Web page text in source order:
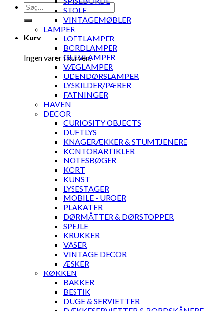
Søg
efter:
Kurv
Ingen varer i kurven.
STOLE
VINTAGEMØBLER
LAMPER
LOFTLAMPER
BORDLAMPER
GULVLAMPER
VÆGLAMPER
UDENDØRSLAMPER
LYSKILDER/PÆRER
FATNINGER
HAVEN
DECOR
CURIOSITY OBJECTS
DUFTLYS
KNAGERÆKKER & STUMTJENERE
KONTORARTIKLER
NOTESBØGER
KORT
KUNST
LYSESTAGER
MOBILE - UROER
PLAKATER
DØRMÅTTER & DØRSTOPPER
SPEJLE
KRUKKER
VASER
VINTAGE DECOR
ÆSKER
KØKKEN
BAKKER
BESTIK
DUGE & SERVIETTER